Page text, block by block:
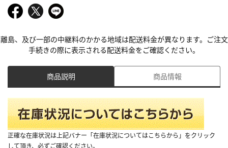
離島、及び一部の中継料のかかる地域は配送料金が異なります。ご注文
手続きの際に表示される配送料金をご確認ください。
商品説明 商品情報
正確な在庫状況は上記バナー「在庫状況についてはこちらから」をクリック
して頂き、必ずご確認ください。